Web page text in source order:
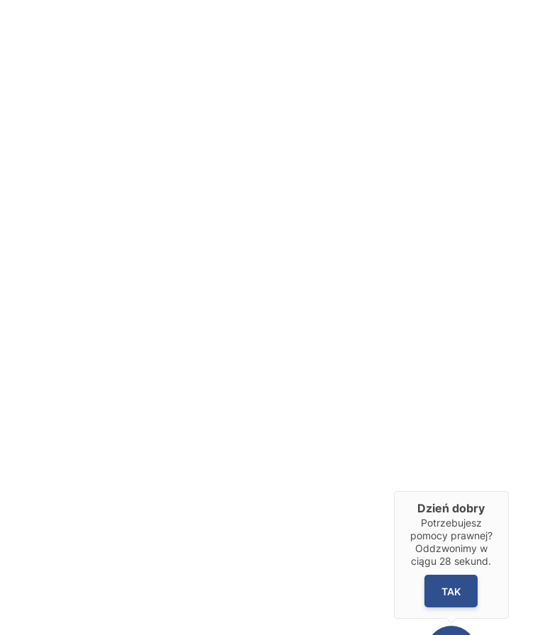
Dzień dobry
Potrzebujesz
pomocy prawnej?
Oddzwonimy w
ciągu 28 sekund.
TAK